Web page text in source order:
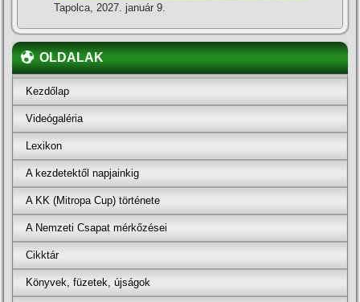
Tapolca, 2027. január 9.
OLDALAK
Kezdőlap
Videógaléria
Lexikon
A kezdetektől napjainkig
A KK (Mitropa Cup) története
A Nemzeti Csapat mérkőzései
Cikktár
Könyvek, füzetek, újságok